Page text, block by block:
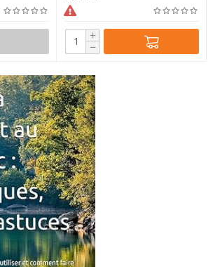
+
−